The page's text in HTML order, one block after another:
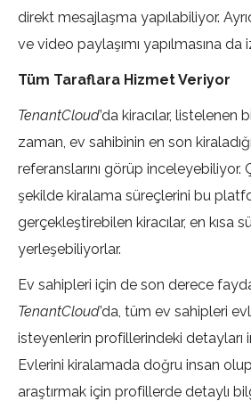
direkt mesajlaşma yapılabiliyor.
ve video paylaşımı yapılmasına da
Tüm Taraflara Hizmet Veriyor
TenantCloud’da kiracılar, listelenen
zaman, ev sahibinin en son
referanslarını görüp inceleyebiliyor.
şekilde kiralama süreçlerini bu
gerçekleştirebilen kiracılar, en kısa
yerleşebiliyorlar.
Ev sahipleri için de son derece
TenantCloud’da, tüm ev sahipleri
isteyenlerin profillerindeki detayları
Evlerini kiralamada doğru insan olup
araştırmak için profillerde detaylı